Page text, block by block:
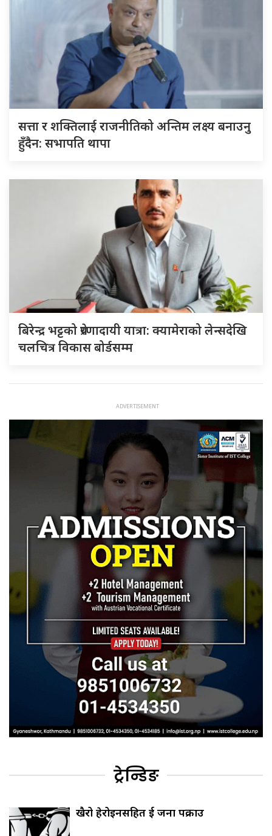
सत्ता र शक्तिलाई राजनीतिको अन्तिम लक्ष्य बनाउनु
हुँदैन: सभापति थापा
बिरेन्द्र भट्टको प्रेरणादायी यात्रा: क्यामेराको लेन्सदेखि
चलचित्र विकास बोर्डसम्म
ट्रेन्डिङ
खैरो हेरोइनसहित दुई जना पक्राउ